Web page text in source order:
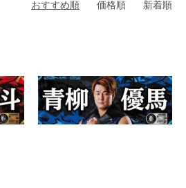
おすすめ順 価格順 新着順